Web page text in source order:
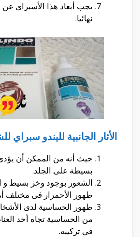
يجب أبعاد هذا الأسبراى عن
نهائيا.
الأثار الجانبية لليندو سبراي
حيث أنه من الممكن أن
بسيطة على الجلد.
الشعور بوجود وخز بسيط و
ظهور الأحمرار فى مختلف
ظهور الحساسية لدى
من الحساسية تجاه أحد
فى تركيبه.